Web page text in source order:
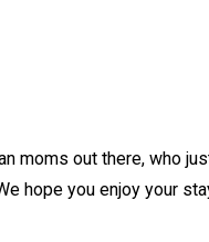
moms out there, who
hope you enjoy your